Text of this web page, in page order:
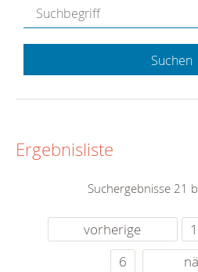
Suchen
Ergebnisliste
Suchergebnisse 21
vorherige 1
6